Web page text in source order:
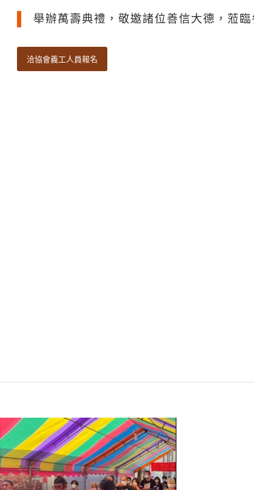
舉辦萬壽典禮，敬邀諸位善信大德，蒞臨
洽協會義工人員報名